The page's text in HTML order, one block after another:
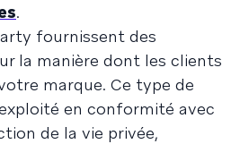
.
fournissent des
la manière dont les clients
marque. Ce type de
en conformité avec
de la vie privée,